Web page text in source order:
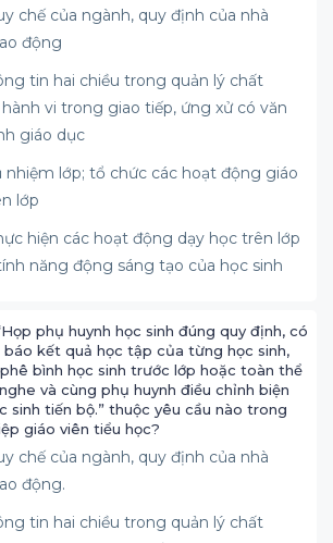
chế của ngành, quy định của nhà
động
tin hai chiều trong quản lý chất
vi trong giao tiếp, ứng xử có văn
giáo dục
nhiệm lớp; tổ chức các hoạt động giáo
lớp
hiện các hoạt động dạy học trên lớp
năng động sáng tạo của học sinh
phụ huynh học sinh đúng quy định, có
kết quả học tập của từng học sinh,
bình học sinh trước lớp hoặc toàn thể
và cùng phụ huynh điều chỉnh biện
sinh tiến bộ.” thuộc yêu cầu nào trong
giáo viên tiểu học?
chế của ngành, quy định của nhà
động.
tin hai chiều trong quản lý chất